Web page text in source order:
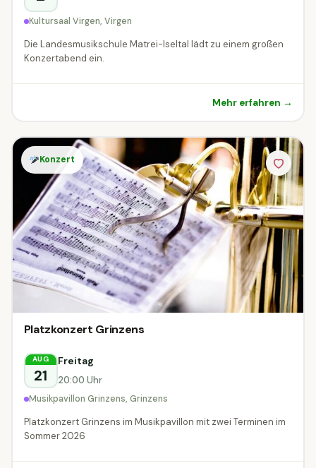
Kultursaal Virgen, Virgen
Die Landesmusikschule Matrei-Iseltal lädt zu einem großen
Konzertabend ein.
Mehr erfahren →
Konzert
Platzkonzert Grinzens
AUG
21
Freitag
20:00 Uhr
Musikpavillon Grinzens, Grinzens
Platzkonzert Grinzens im Musikpavillon mit zwei Terminen im
Sommer 2026